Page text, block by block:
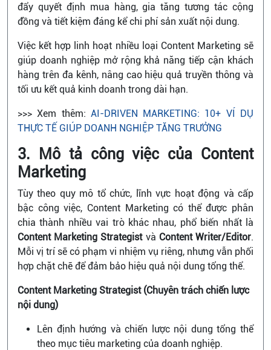
đẩy quyết định mua hàng, gia tăng tương tác cộng
đồng và tiết kiệm đáng kể chi phí sản xuất nội dung.
Việc kết hợp linh hoạt nhiều loại Content Marketing sẽ
giúp doanh nghiệp mở rộng khả năng tiếp cận khách
hàng trên đa kênh, nâng cao hiệu quả truyền thông và
tối ưu kết quả kinh doanh trong dài hạn.
>>> Xem thêm: AI-DRIVEN MARKETING: 10+ VÍ DỤ
THỰC TẾ GIÚP DOANH NGHIỆP TĂNG TRƯỞNG
3. Mô tả công việc của Content
Marketing
Tùy theo quy mô tổ chức, lĩnh vực hoạt động và cấp
bậc công việc, Content Marketing có thể được phân
chia thành nhiều vai trò khác nhau, phổ biến nhất là
Content Marketing Strategistvà Content Writer/Editor.
Mỗi vị trí sẽ có phạm vi nhiệm vụ riêng, nhưng vẫn phối
hợp chặt chẽ để đảm bảo hiệu quả nội dung tổng thể.
Content Marketing Strategist (Chuyên trách chiến lược
nội dung)
Lên định hướng và chiến lược nội dung tổng thể
theo mục tiêu marketing của doanh nghiệp.